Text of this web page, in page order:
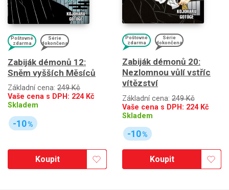
Poštovné
zdarma
Série
dokončena
Zabiják démonů 12:
Sněm vyšších Měsíců
Základní cena: 249 Kč
Vaše cena s DPH: 224Kč
Skladem
-10%
Koupit
Poštovné
zdarma
Série
dokončena
Zabiják démonů 20:
Nezlomnou vůlí vstříc
vítězství
Základní cena: 249 Kč
Vaše cena s DPH: 224Kč
Skladem
-10%
Koupit